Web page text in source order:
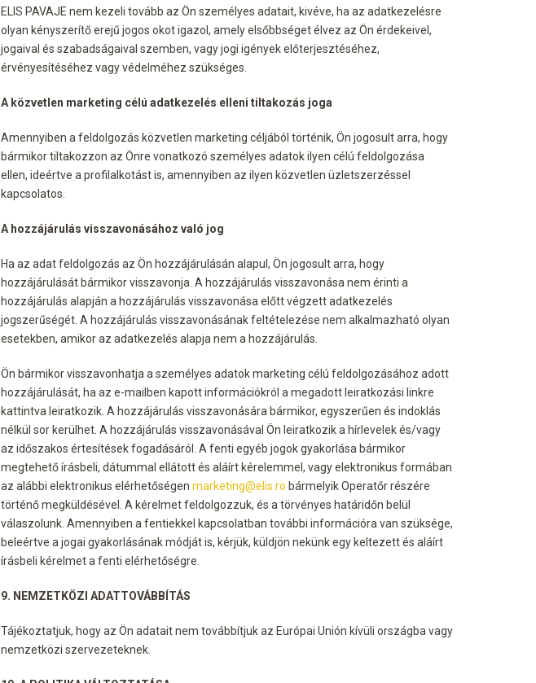
ELIS PAVAJE nem kezeli tovább az Ön személyes adatait, kivéve, ha az adatkezelésre
olyan kényszerítő erejű jogos okot igazol, amely elsőbbséget élvez az Ön érdekeivel,
jogaival és szabadságaival szemben, vagy jogi igények előterjesztéséhez,
érvényesítéséhez vagy védelméhez szükséges.
A közvetlen marketing célú adatkezelés elleni tiltakozás joga
Amennyiben a feldolgozás közvetlen marketing céljából történik, Ön jogosult arra, hogy
bármikor tiltakozzon az Önre vonatkozó személyes adatok ilyen célú feldolgozása
ellen, ideértve a profilalkotást is, amennyiben az ilyen közvetlen üzletszerzéssel
kapcsolatos.
A hozzájárulás visszavonásához való jog
Ha az adat feldolgozás az Ön hozzájárulásán alapul, Ön jogosult arra, hogy
hozzájárulását bármikor visszavonja. A hozzájárulás visszavonása nem érinti a
hozzájárulás alapján a hozzájárulás visszavonása előtt végzett adatkezelés
jogszerűségét. A hozzájárulás visszavonásának feltételezése nem alkalmazható olyan
esetekben, amikor az adatkezelés alapja nem a hozzájárulás.
Ön bármikor visszavonhatja a személyes adatok marketing célú feldolgozásához adott
hozzájárulását, ha az e-mailben kapott információkról a megadott leiratkozási linkre
kattintva leiratkozik. A hozzájárulás visszavonására bármikor, egyszerűen és indoklás
nélkül sor kerülhet. A hozzájárulás visszavonásával Ön leiratkozik a hírlevelek és/vagy
az időszakos értesítések fogadásáról. A fenti egyéb jogok gyakorlása bármikor
megtehető írásbeli, dátummal ellátott és aláírt kérelemmel, vagy elektronikus formában
az alábbi elektronikus elérhetőségen marketing@elis.ro bármelyik Operatőr részére
történő megküldésével. A kérelmet feldolgozzuk, és a törvényes határidőn belül
válaszolunk. Amennyiben a fentiekkel kapcsolatban további információra van szüksége,
beleértve a jogai gyakorlásának módját is, kérjük, küldjön nekünk egy keltezett és aláírt
írásbeli kérelmet a fenti elérhetőségre.
9. NEMZETKÖZI ADATTOVÁBBÍTÁS
Tájékoztatjuk, hogy az Ön adatait nem továbbítjuk az Európai Unión kívüli országba vagy
nemzetközi szervezeteknek.